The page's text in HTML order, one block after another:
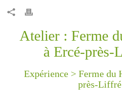
Atelier : Ferme
à Ercé-près-
Expérience > Ferme du
près-